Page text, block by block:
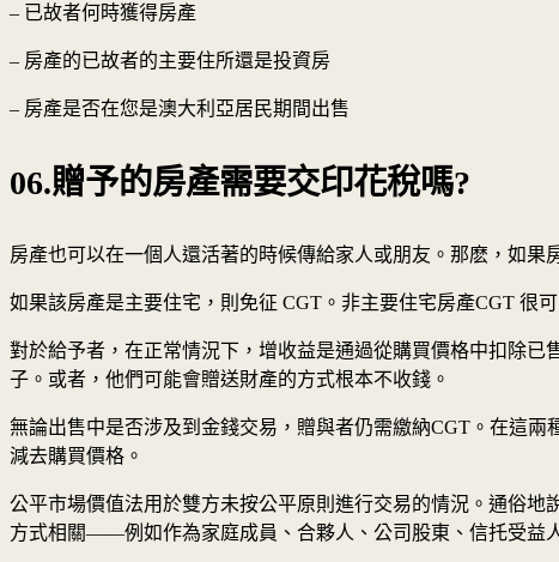
– 已故者何時獲得房產
– 房產的已故者的主要住所還是投資房
– 房產是否在您是澳大利亞居民期間出售
06.贈予的房產需要交印花稅嗎?
房產也可以在一個人還活著的時候傳給家人或朋友。那麽，如果
如果該房產是主要住宅，則免征 CGT。非主要住宅房產CGT 很
對於給予者，在正常情況下，增收益是通過從購買價格中扣除
子。或者，他們可能會贈送財產的方式根本不收錢。
無論出售中是否涉及到金錢交易，贈與者仍需繳納CGT。在這
減去購買價格。
公平市場價值法用於雙方未按公平原則進行交易的情況。通俗
方式相關——例如作為家庭成員、合夥人、公司股東、信托受益